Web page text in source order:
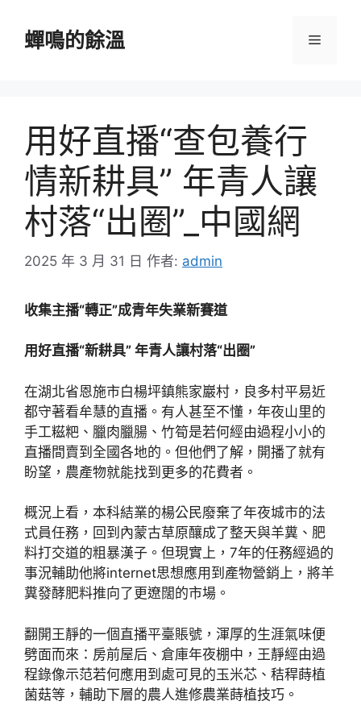
蟬鳴的餘溫 選
用好直播“查包養行
情新耕具” 年青人讓
村落“出圈”_中國網
2025 年 3 月 31 日 作者: admin
收集主播“轉正”成青年失業新賽道
用好直播“新耕具” 年青人讓村落“出圈”
在湖北省恩施市白楊坪鎮熊家巖村，良多村平易近
都守著看牟慧的直播。有人甚至不懂，年夜山里的
手工糍粑、臘肉臘腸、竹筍是若何經由過程小小的
直播間賣到全國各地的。但他們了解，開播了就有
盼望，農產物就能找到更多的花費者。
概況上看，本科結業的楊公民廢棄了年夜城市的法
式員任務，回到內蒙古草原釀成了整天與羊糞、肥
料打交道的粗暴漢子。但現實上，7年的任務經過的
事況輔助他將internet思想應用到產物營銷上，將羊
糞發酵肥料推向了更遼闊的市場。
翻開王靜的一個直播平臺賬號，渾厚的生涯氣味便
劈面而來：房前屋后、倉庫年夜棚中，王靜經由過
程錄像示范若何應用到處可見的玉米芯、秸稈蒔植
菌菇等，輔助下層的農人進修農業蒔植技巧。